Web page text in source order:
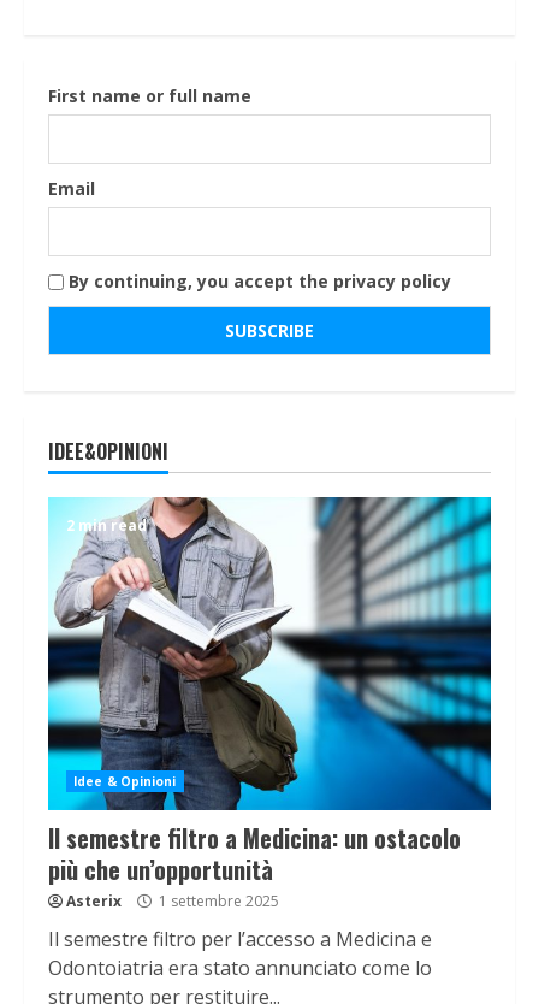
First name or full name
Email
By continuing, you accept the privacy policy
IDEE&OPINIONI
2 min read
Idee & Opinioni
Il semestre filtro a Medicina: un ostacolo
più che un’opportunità
Asterix 1 settembre 2025
Il semestre filtro per l’accesso a Medicina e
Odontoiatria era stato annunciato come lo
strumento per restituire...